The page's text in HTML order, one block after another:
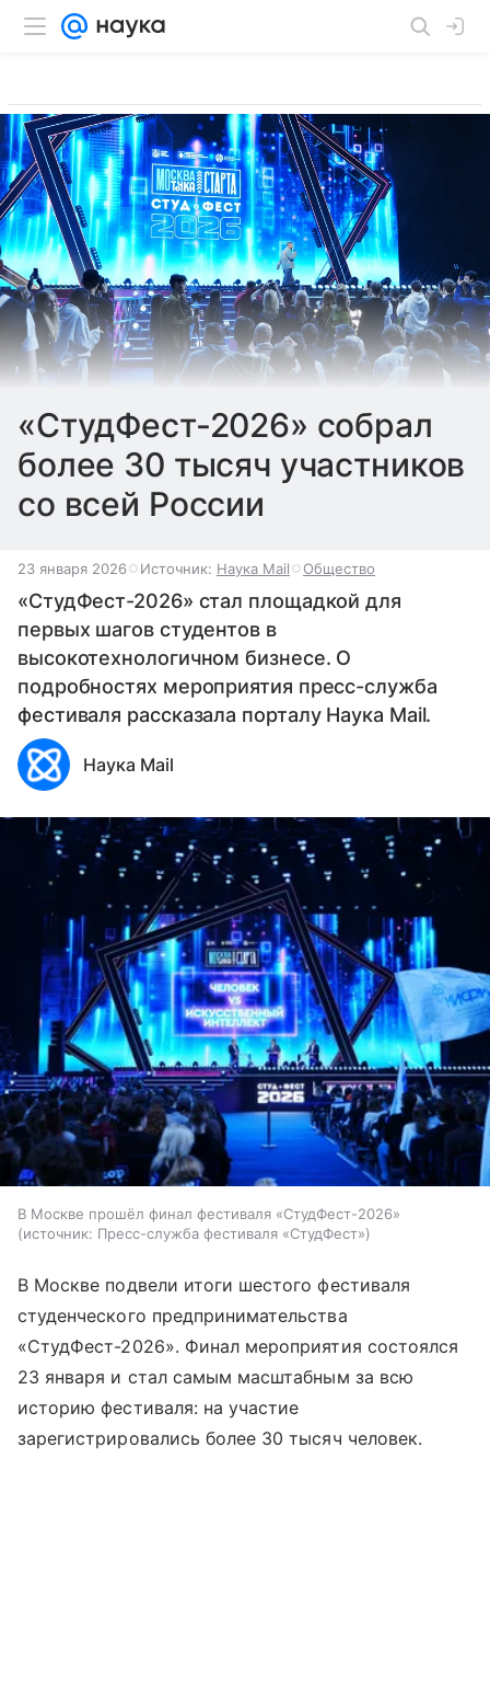
«СтудФест-2026» собрал
более 30 тысяч участников
со всей России
23 января 2026 Источник: Наука Mail Общество
«СтудФест-2026» стал площадкой для
первых шагов студентов в
высокотехнологичном бизнесе. О
подробностях мероприятия пресс-служба
фестиваля рассказала порталу Наука Mail.
Наука Mail
В Москве прошёл финал фестиваля «СтудФест-2026»
источник: Пресс-служба фестиваля «СтудФест»
В Москве подвели итоги шестого фестиваля
студенческого предпринимательства
«СтудФест-2026». Финал мероприятия состоялся
23 января и стал самым масштабным за всю
историю фестиваля: на участие
зарегистрировались более 30 тысяч человек.